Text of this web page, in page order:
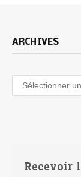
ARCHIVES
Archives
Recevoir